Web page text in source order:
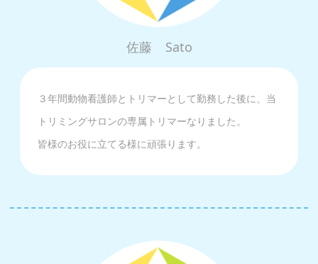
佐藤 Sato
３年間動物看護師とトリマーとして勤務した後に、当
トリミングサロンの専属トリマーなりました。
皆様のお役に立てる様に頑張ります。